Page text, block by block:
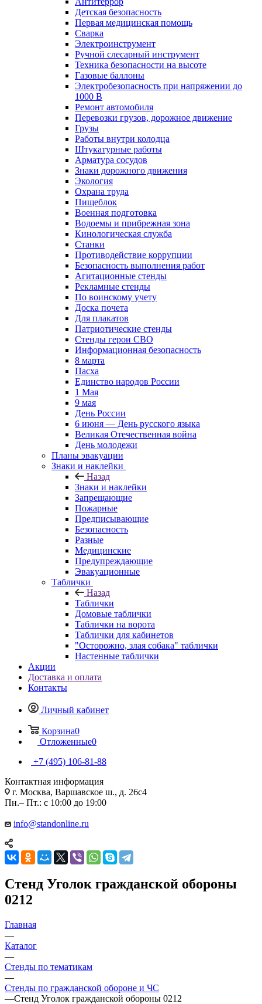
Детская безопасность
Первая медицинская помощь
Сварка
Электроинструмент
Ручной слесарный инструмент
Техника безопасности на высоте
Газовые баллоны
Электробезопасность при напряжении до
1000 В
Ремонт автомобиля
Перевозки грузов, дорожное движение
Грузы
Работы внутри колодца
Штукатурные работы
Арматура сосудов
Знаки дорожного движения
Экология
Охрана труда
Пищеблок
Военная подготовка
Водоемы и прибрежная зона
Кинологическая служба
Станки
Противодействие коррупции
Безопасность выполнения работ
Агитационные стенды
Рекламные стенды
По воинскому учету
Доска почета
Для плакатов
Патриотические стенды
Стенды герои СВО
Информационная безопасность
8 марта
Пасха
Единство народов России
1 Мая
9 мая
День России
6 июня — День русского языка
Великая Отечественная война
День молодежи
Планы эвакуации
Знаки и наклейки
Назад
Знаки и наклейки
Запрещающие
Пожарные
Предписывающие
Безопасность
Разные
Медицинские
Предупреждающие
Эвакуационные
Таблички
Назад
Таблички
Домовые таблички
Таблички на ворота
Таблички для кабинетов
"Осторожно, злая собака" таблички
Настенные таблички
Акции
Доставка и оплата
Контакты
Личный кабинет
Корзина0
Отложенные0
+7 (495) 106-81-88
Контактная информация
г. Москва, Варшавское ш., д. 26с4
Пн.– Пт.: с 10:00 до 19:00
info@standonline.ru
Стенд Уголок гражданской обороны
0212
Главная
—
Каталог
—
Стенды по тематикам
—
Стенды по гражданской обороне и ЧС
—Стенд Уголок гражданской обороны 0212